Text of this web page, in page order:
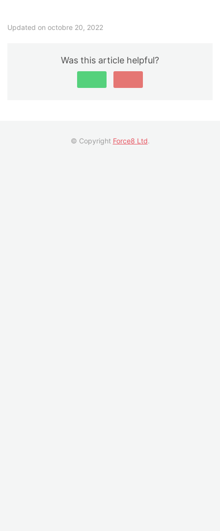
Updated on octobre 20, 2022
Was this article helpful?
© Copyright Force8 Ltd.